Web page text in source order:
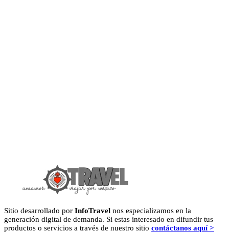
Sitio desarrollado por InfoTravel nos especializamos en la
generación digital de demanda. Si estas interesado en difundir tus
productos o servicios a través de nuestro sitio contáctanos aquí >